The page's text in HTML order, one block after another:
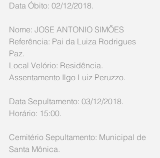
Data Óbito: 02/12/2018.
Nome: JOSE ANTONIO SIMÕES
Referência: Pai da Luiza Rodrigues
Paz.
Local Velório: Residência.
Assentamento Ilgo Luiz Peruzzo.
Data Sepultamento: 03/12/2018.
Horário: 15:00.
Cemitério Sepultamento: Municipal de
Santa Mônica.